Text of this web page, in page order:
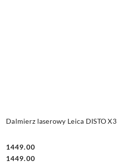
Dalmierz laserowy Leica DISTO X3
Cena:
1449.00
Cena:
1449.00